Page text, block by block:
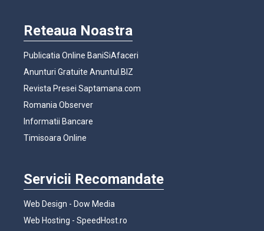
Reteaua Noastra
Publicatia Online BaniSiAfaceri
Anunturi Gratuite Anuntul.BIZ
Revista Presei Saptamana.com
Romania Observer
Informatii Bancare
Timisoara Online
Servicii Recomandate
Web Design - Dow Media
Web Hosting - SpeedHost.ro